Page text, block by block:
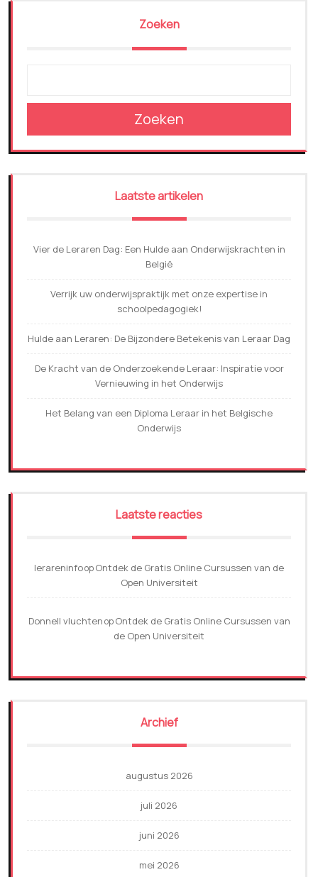
Zoeken
Zoeken
Laatste artikelen
Vier de Leraren Dag: Een Hulde aan Onderwijskrachten in
België
Verrijk uw onderwijspraktijk met onze expertise in
schoolpedagogiek!
Hulde aan Leraren: De Bijzondere Betekenis van Leraar Dag
De Kracht van de Onderzoekende Leraar: Inspiratie voor
Vernieuwing in het Onderwijs
Het Belang van een Diploma Leraar in het Belgische
Onderwijs
Laatste reacties
lerareninfoopOntdek de Gratis Online Cursussen van de
Open Universiteit
Donnell vluchtenopOntdek de Gratis Online Cursussen van
de Open Universiteit
Archief
augustus 2026
juli 2026
juni 2026
mei 2026